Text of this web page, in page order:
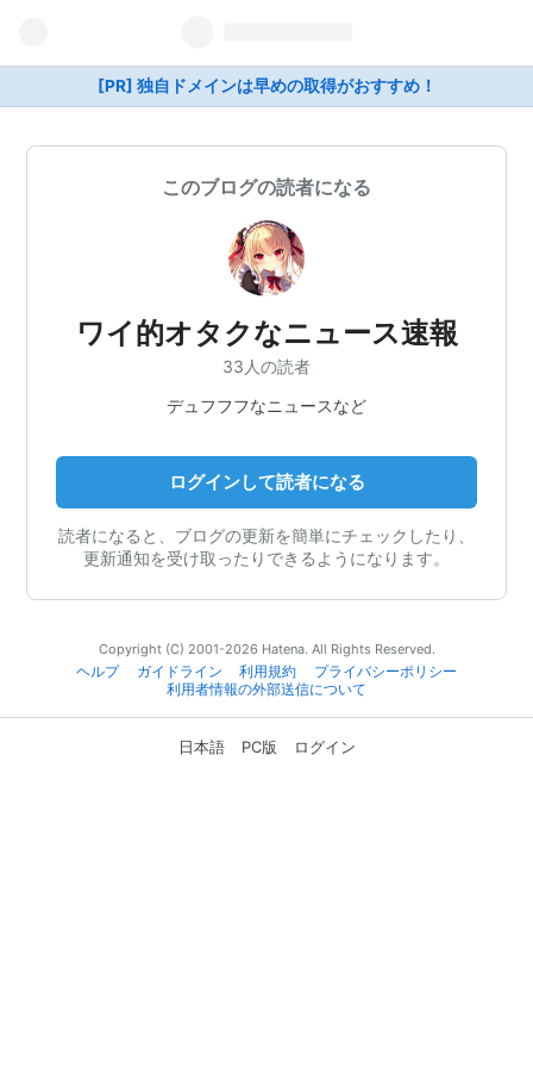
[PR] 独自ドメインは早めの取得がおすすめ！
このブログの読者になる
ワイ的オタクなニュース速報
33人の読者
デュフフフなニュースなど
ログインして読者になる
読者になると、ブログの更新を簡単にチェックしたり、
更新通知を受け取ったりできるようになります。
Copyright (C) 2001-2026 Hatena. All Rights Reserved.
ヘルプ
ガイドライン 利用規約
プライバシーポリシー
利用者情報の外部送信について
日本語 PC版 ログイン